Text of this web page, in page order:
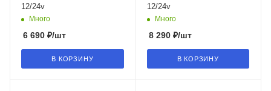
12/24v
Много
6 690 ₽/шт
В КОРЗИНУ
12/24v
Много
8 290₽/шт
В КОРЗИНУ